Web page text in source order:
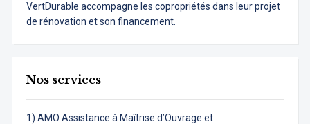
VertDurable accompagne les copropriétés dans leur projet
de rénovation et son financement.
Nos services
1) AMO Assistance à Maîtrise d’Ouvrage et